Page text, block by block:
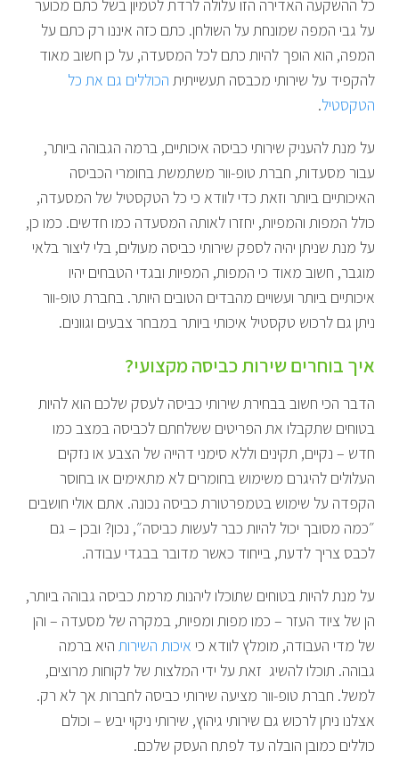
כל ההשקעה האדירה הזו עלולה לרדת לטמיון בשל כתם מכוער
על גבי המפה שמונחת על השולחן. כתם כזה איננו רק כתם על
המפה, הוא הופך להיות כתם לכל המסעדה, על כן חשוב מאוד
להקפיד על שירותי מכבסה תעשייתית הכוללים גם את כל
הטקסטיל.
על מנת להעניק שירותי כביסה איכותיים, ברמה הגבוהה ביותר,
עבור מסעדות, חברת טופ-וור משתמשת בחומרי הכביסה
האיכותיים ביותר וזאת כדי לוודא כי כל הטקסטיל של המסעדה,
כולל המפות והמפיות, יחזרו לאותה המסעדה כמו חדשים. כמו כן,
על מנת שניתן יהיה לספק שירותי כביסה מעולים, בלי ליצור בלאי
מוגבר, חשוב מאוד כי המפות, המפיות ובגדי הטבחים יהיו
איכותיים ביותר ועשויים מהבדים הטובים היותר. בחברת טופ-וור
ניתן גם לרכוש טקסטיל איכותי ביותר במבחר צבעים וגוונים.
איך בוחרים שירות כביסה מקצועי?
הדבר הכי חשוב בבחירת שירותי כביסה לעסק שלכם הוא להיות
בטוחים שתקבלו את הפריטים ששלחתם לכביסה במצב כמו
חדש – נקיים, תקינים וללא סימני דהייה של הצבע או נזקים
העלולים להיגרם משימוש בחומרים לא מתאימים או בחוסר
הקפדה על שימוש בטמפרטורת כביסה נכונה. אתם אולי חושבים
״כמה מסובך יכול להיות כבר לעשות כביסה״, נכון? ובכן – גם
לכבס צריך לדעת, בייחוד כאשר מדובר בבגדי עבודה.
על מנת להיות בטוחים שתוכלו ליהנות מרמת כביסה גבוהה ביותר,
הן של ציוד העזר – כמו מפות ומפיות, במקרה של מסעדה – והן
של מדי העבודה, מומלץ לוודא כי איכות השירותהיא ברמה
גבוהה. תוכלו להשיג זאת על ידי המלצות של לקוחות מרוצים,
למשל. חברת טופ-וור מציעה שירותי כביסה לחברות אך לא רק.
אצלנו ניתן לרכוש גם שירותי גיהוץ, שירותי ניקוי יבש – וכולם
כוללים כמובן הובלה עד לפתח העסק שלכם.